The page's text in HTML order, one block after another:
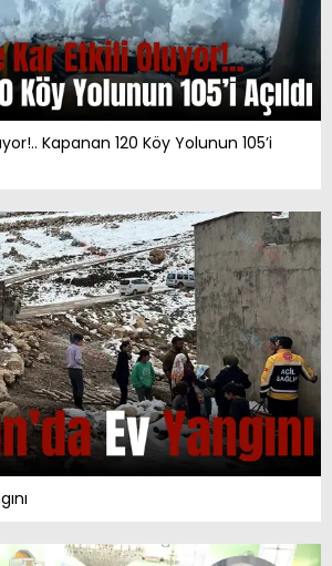
Kapanan 120 Köy Yolunun 105’i